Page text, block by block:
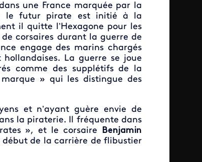
une France marquée par la
le futur pirate est initié à la
il quitte l’Hexagone pour les
de corsaires durant la guerre de
engage des marins chargés
La guerre se joue
comme des supplétifs de la
» qui les distingue des
et n’ayant guère envie de
la piraterie. Il fréquente dans
», et le corsaire
Benjamin
de la carrière de flibustier